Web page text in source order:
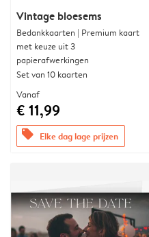
Vintage bloesems
Bedankkaarten | Premium kaart
met keuze uit 3
papierafwerkingen
Set van 10 kaarten
Vanaf
€ 11,99
offers Elke dag lage prijzen